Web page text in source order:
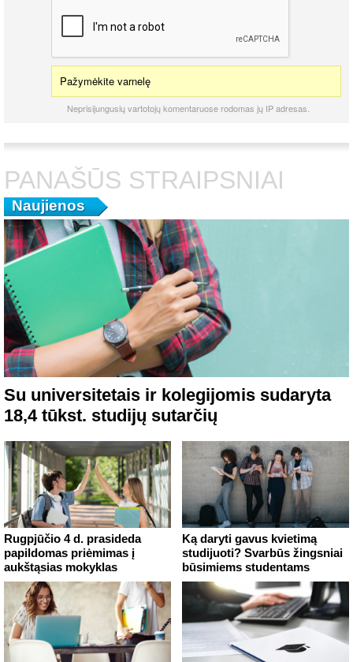
Pažymėkite varnelę
Neprisijungusių vartotojų komentaruose rodomas jų IP adresas.
PANAŠŪS STRAIPSNIAI
Naujienos
Su universitetais ir kolegijomis sudaryta
18,4 tūkst. studijų sutarčių
Rugpjūčio 4 d. prasideda
papildomas priėmimas į
aukštąsias mokyklas
Ką daryti gavus kvietimą
studijuoti? Svarbūs žingsniai
būsimiems studentams